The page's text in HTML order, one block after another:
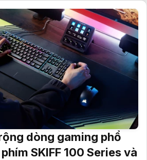
dòng gaming phổ
SKIFF 100 Series và